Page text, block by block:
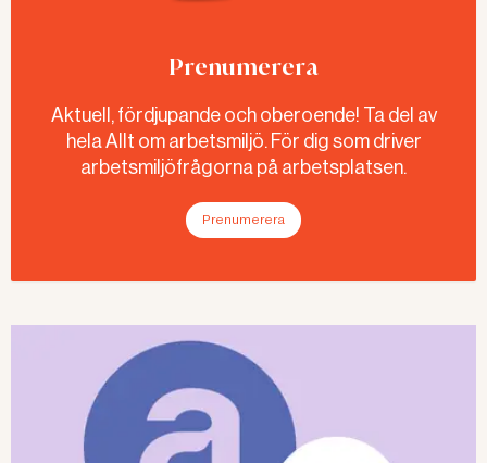
stressmedicin, ger svar.
Prenumerera
Aktuell, fördjupande och oberoende! Ta del av
hela Allt om arbetsmiljö. För dig som driver
arbetsmiljöfrågorna på arbetsplatsen.
Prenumerera